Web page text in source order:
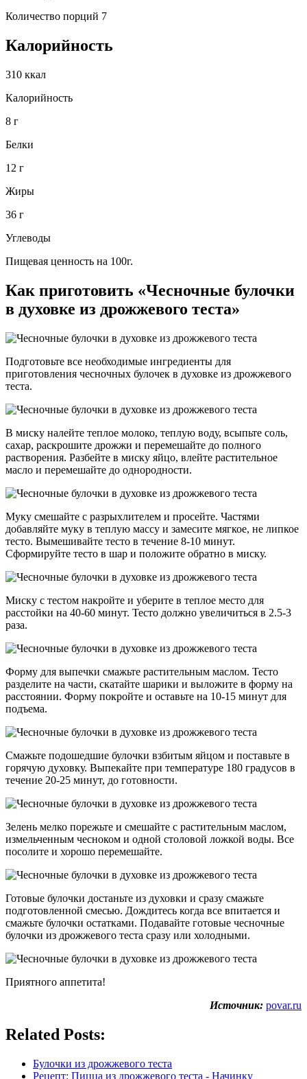
Количество порций 7
Калорийность
310 ккал
Калорийность
8 г
Белки
12 г
Жиры
36 г
Углеводы
Пищевая ценность на 100г.
Как приготовить «Чесночные булочки
в духовке из дрожжевого теста»
Подготовьте все необходимые ингредиенты для
приготовления чесночных булочек в духовке из дрожжевого
теста.
В миску налейте теплое молоко, теплую воду, всыпьте соль,
сахар, раскрошите дрожжи и перемешайте до полного
растворения. Разбейте в миску яйцо, влейте растительное
масло и перемешайте до однородности.
Муку смешайте с разрыхлителем и просейте. Частями
добавляйте муку в теплую массу и замесите мягкое, не липкое
тесто. Вымешивайте тесто в течение 8-10 минут.
Сформируйте тесто в шар и положите обратно в миску.
Миску с тестом накройте и уберите в теплое место для
расстойки на 40-60 минут. Тесто должно увеличиться в 2.5-3
раза.
Форму для выпечки смажьте растительным маслом. Тесто
разделите на части, скатайте шарики и выложите в форму на
расстоянии. Форму покройте и оставьте на 10-15 минут для
подъема.
Смажьте подошедшие булочки взбитым яйцом и поставьте в
горячую духовку. Выпекайте при температуре 180 градусов в
течение 20-25 минут, до готовности.
Зелень мелко порежьте и смешайте с растительным маслом,
измельченным чесноком и одной столовой ложкой воды. Все
посолите и хорошо перемешайте.
Готовые булочки достаньте из духовки и сразу смажьте
подготовленной смесью. Дождитесь когда все впитается и
смажьте булочки остатками. Подавайте готовые чесночные
булочки из дрожжевого теста сразу или холодными.
Приятного аппетита!
Источник: povar.ru
Related Posts:
Булочки из дрожжевого теста
Рецепт: Пицца из дрожжевого теста - Начинку